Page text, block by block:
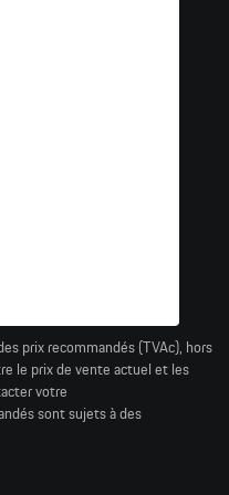
prix recommandés (TVAc), hors
le prix de vente actuel et les
votre
sont sujets à des